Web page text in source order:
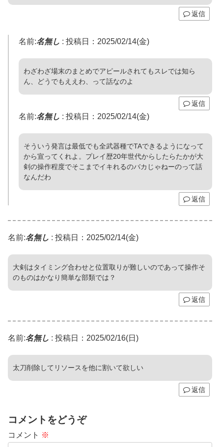
返信
名前:名無し : 投稿日：2025/02/14(金)
わざわざ場末のまとめでアピールされてもスレでは知ら
ん、どうでもええわ、って話なのよ
返信
名前:名無し : 投稿日：2025/02/14(金)
そういう発言は最低でも全武器種でTAできるようになって
から宣ってくれよ。プレイ歴20年世代からしたらたかが大
剣の操作程度でそこまでイキれるのバカじゃねーのって話
なんだわ
返信
名前:名無し : 投稿日：2025/02/14(金)
大剣はタイミング合わせと位置取りが難しいのであって操作そ
のものはかなり簡単な部類では？
返信
名前:名無し : 投稿日：2025/02/16(日)
太刀削除してリソースを他に割いて欲しい
返信
コメントをどうぞ
コメント ※